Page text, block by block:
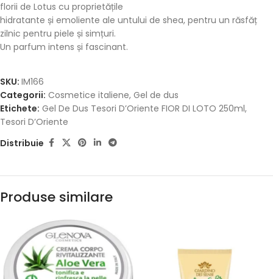
florii de Lotus cu proprietățile
hidratante și emoliente ale untului de shea, pentru un răsfăț
zilnic pentru piele și simțuri.
Un parfum intens și fascinant.
SKU: IM166
Categorii: Cosmetice italiene, Gel de dus
Etichete: Gel De Dus Tesori D’Oriente FIOR DI LOTO 250ml,
Tesori D’Oriente
Distribuie
Produse similare